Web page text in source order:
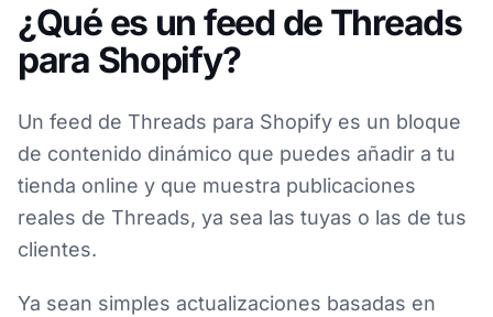
¿Qué es un feed de Threads
para Shopify?
Un feed de Threads para Shopify es un bloque
de contenido dinámico que puedes añadir a tu
tienda online y que muestra publicaciones
reales de Threads, ya sea las tuyas o las de tus
clientes.
Ya sean simples actualizaciones basadas en